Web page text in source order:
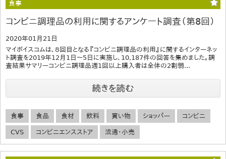
食事
コンビニ調理品の利用に関するアンケート調査（第8回）
2020年01月21日
マイボイスコムは、８回目となる『コンビニ調理品の利用』に関するインターネッ
ト調査を2019年12月1日～5日に実施し、10,187件の回答を集めました。調
査結果サマリーコンビニ調理品週1回以上購入者は全体の2割弱...
続きを読む
食事 食品 食材 飲料 買い物 ショッパー コンビニ
CVS コンビニエンスストア 流通・小売